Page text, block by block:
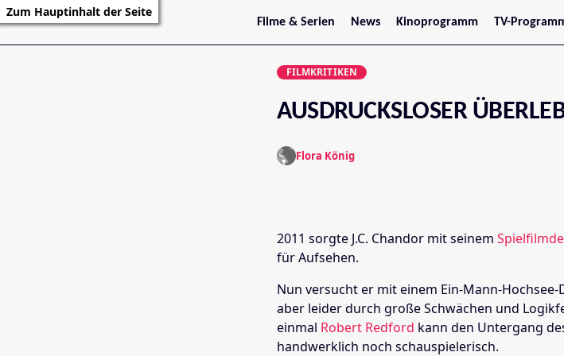
Zum Hauptinhalt der Seite
Filme & Serien
Trailer
Filmarchiv
News
Stars
Kinoprogramm
Jetzt im Kino
Oberösterreich
Steiermark
TV-
FILMKRITIKEN
AUSDRUCKSLOSER
Flora König
2011 sorgte J.C. Chandor mit seinem
für Aufsehen.
Nun versucht er mit einem Ein-Mann-
aber leider durch große Schwächen und
einmal Robert Redford kann den Untergang
handwerklich noch schauspielerisch.